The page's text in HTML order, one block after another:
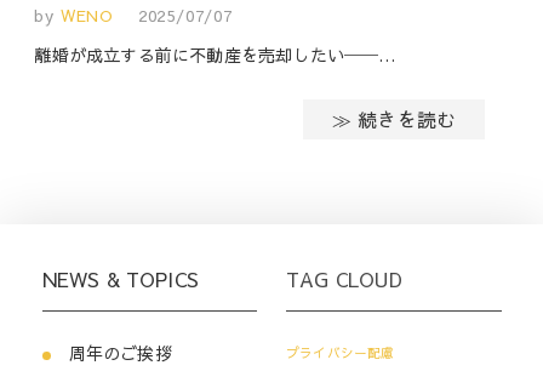
by WENO 2025/07/07
離婚が成立する前に不動産を売却したい──…
≫ 続きを読む
NEWS & TOPICS
周年のご挨拶
TAG CLOUD
プライバシー配慮